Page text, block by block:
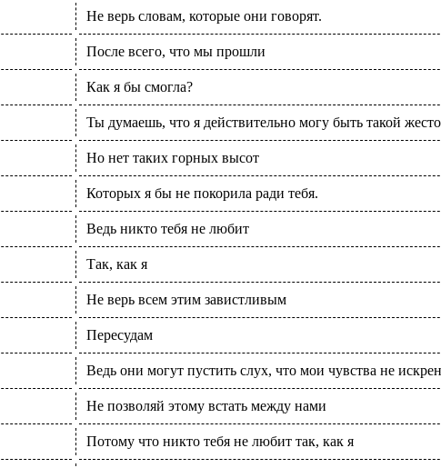
Не верь словам, которые они говорят.
После всего, что мы прошли
Как я бы смогла?
Ты думаешь, что я действительно могу быть такой
Но нет таких горных высот
Которых я бы не покорила ради тебя.
Ведь никто тебя не любит
Так, как я
Не верь всем этим завистливым
Пересудам
Ведь они могут пустить слух, что мои чувства не
Не позволяй этому встать между нами
Потому что никто тебя не любит так, как я